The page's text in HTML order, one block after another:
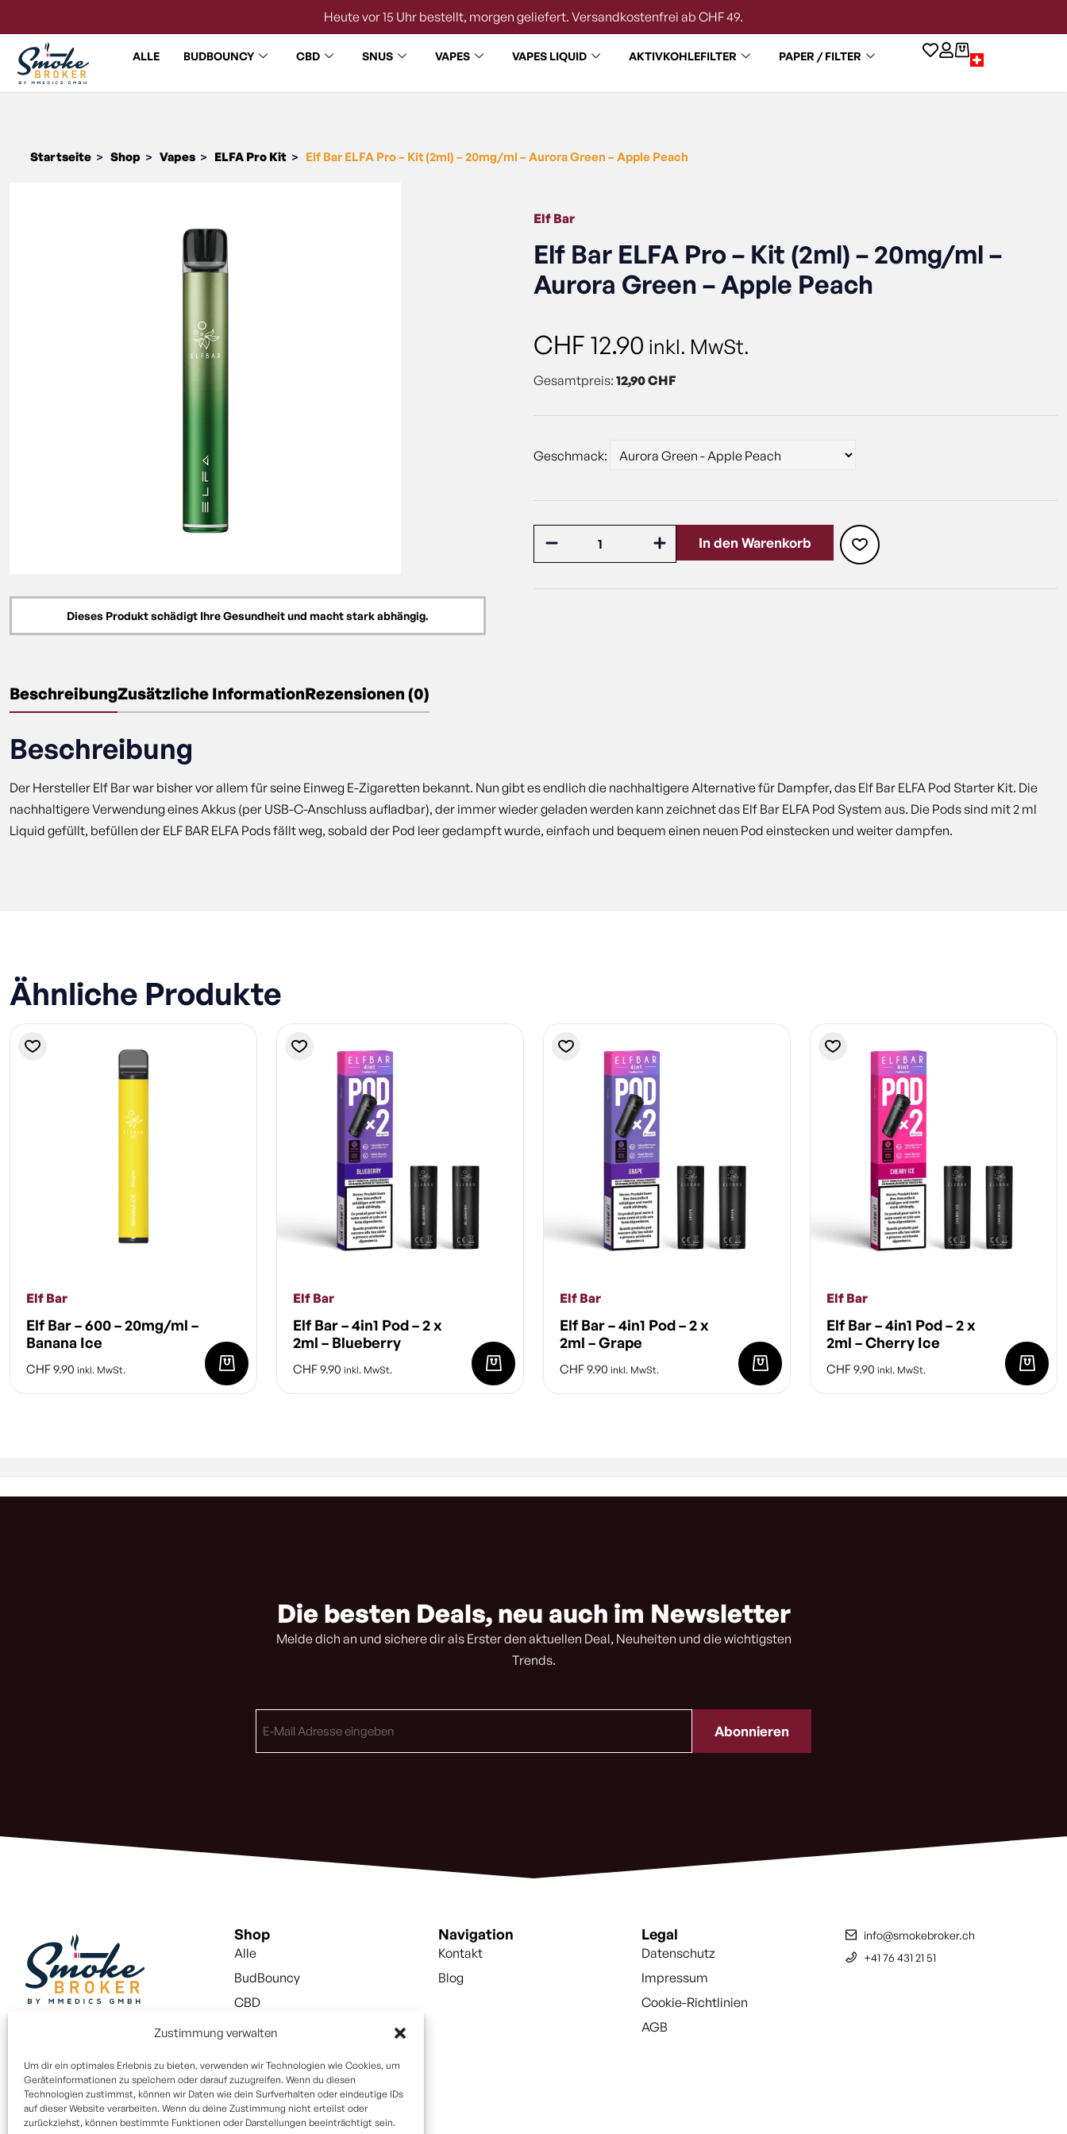
Zustimmung verwalten
Um dir ein optimales Erlebnis zu bieten, verwenden wir Technologien wie Cookies, um
Geräteinformationen zu speichern oder darauf zuzugreifen. Wenn du diesen
Technologien zustimmst, können wir Daten wie dein Surfverhalten oder eindeutige IDs
auf dieser Website verarbeiten. Wenn du deine Zustimmung nicht erteilst oder
zurückziehst, können bestimmte Funktionen oder Darstellungen beeinträchtigt sein.
Heute vor 15 Uhr bestellt, morgen geliefert. Versandkostenfrei ab CHF 49.
ALLE BUDBOUNCY CBD SNUS VAPES VAPES LIQUID AKTIVKOHLEFILTER PAPER / FILTER
Startseite > Shop > Vapes > ELFA Pro Kit > Elf Bar ELFA Pro – Kit (2ml) – 20mg/ml – Aurora Green – Apple Peach
Dieses Produkt schädigt Ihre Gesundheit und macht stark abhängig.
Elf Bar
Elf Bar ELFA Pro – Kit (2ml) – 20mg/ml –
Aurora Green – Apple Peach
CHF 12.90 inkl. MwSt.
Gesamtpreis: 12,90 CHF
Geschmack:
In den Warenkorb
BeschreibungZusätzliche InformationRezensionen (0)
Beschreibung
Der Hersteller Elf Bar war bisher vor allem für seine Einweg E-Zigaretten bekannt. Nun gibt es endlich die nachhaltigere Alternative für Dampfer, das Elf Bar ELFA Pod Starter Kit. Die
nachhaltigere Verwendung eines Akkus (per USB-C-Anschluss aufladbar), der immer wieder geladen werden kann zeichnet das Elf Bar ELFA Pod System aus. Die Pods sind mit 2 ml
Liquid gefüllt, befüllen der ELF BAR ELFA Pods fällt weg, sobald der Pod leer gedampft wurde, einfach und bequem einen neuen Pod einstecken und weiter dampfen.
Ähnliche Produkte
Elf Bar
Elf Bar – 600 – 20mg/ml –
Banana Ice
CHF9.90 inkl. MwSt.
Elf Bar
Elf Bar – 4in1 Pod – 2 x
2ml – Blueberry
CHF9.90 inkl. MwSt.
Elf Bar
Elf Bar – 4in1 Pod – 2 x
2ml – Grape
CHF9.90 inkl. MwSt.
Elf Bar
Elf Bar – 4in1 Pod – 2 x
2ml – Cherry Ice
CHF9.90 inkl. MwSt.
Die besten Deals, neu auch im Newsletter
Melde dich an und sichere dir als Erster den aktuellen Deal, Neuheiten und die wichtigsten
Trends.
Mail
Shop
Alle
BudBouncy
CBD
Snus
Vapes Liquid
Aktivkohlefilter
Paper / Filter
Navigation
Kontakt
Blog
Legal
Datenschutz
Impressum
Cookie-Richtlinien
AGB
info@smokebroker.ch
+41 76 431 21 51